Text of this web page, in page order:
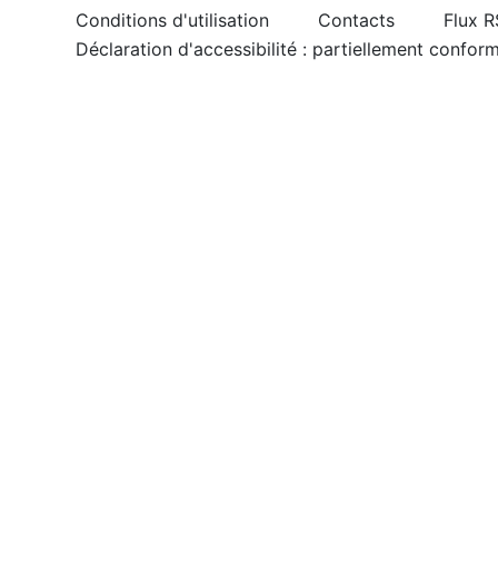
Conditions d'utilisation Contacts
Flux
Déclaration d'accessibilité : partiellement